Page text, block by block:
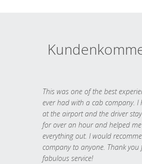
This was one of the best
ever had with a cab company. I
at the airport and the driver
for over an hour and helped
everything out. I would
company to anyone. Thank you
fabulous service!